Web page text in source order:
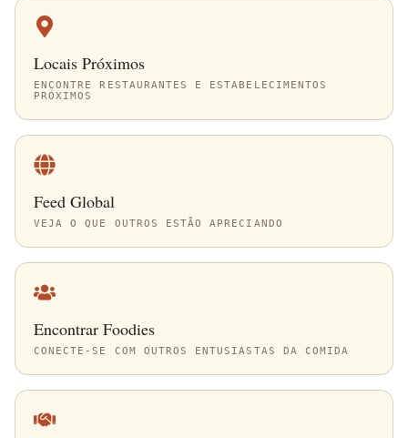
Locais Próximos
ENCONTRE RESTAURANTES E ESTABELECIMENTOS
PRÓXIMOS
Feed Global
VEJA O QUE OUTROS ESTÃO APRECIANDO
Encontrar Foodies
CONECTE-SE COM OUTROS ENTUSIASTAS DA COMIDA